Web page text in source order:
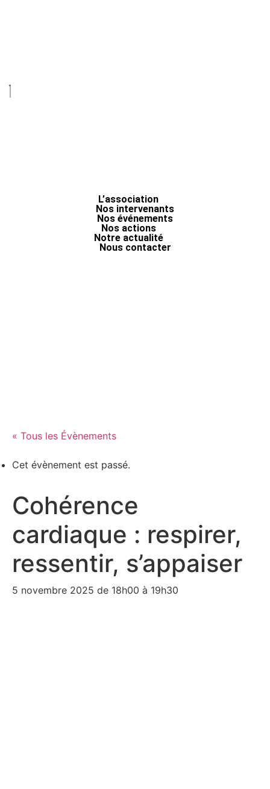
L’association
Nos intervenants
Nos événements
Nos actions
Notre actualité
Nous contacter
« Tous les Évènements
Cet évènement est passé.
Cohérence
cardiaque : respirer,
ressentir, s’appaiser
5 novembre 2025 de 18h00 à 19h30